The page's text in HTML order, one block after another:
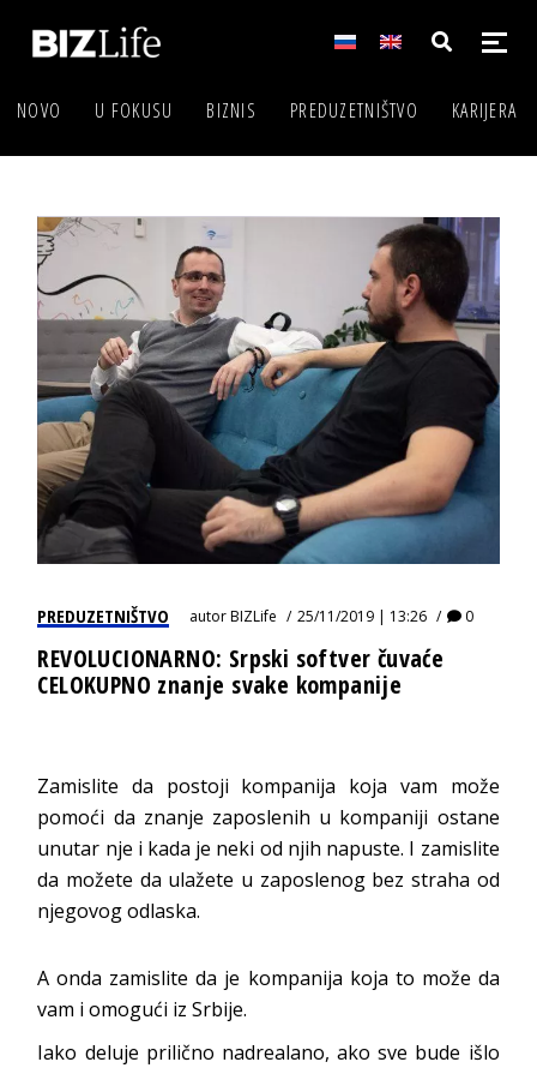
NOVO U FOKUSU BIZNIS PREDUZETNIŠTVO KARIJERA
PREDUZETNIŠTVO autorBIZLife 25/11/2019 | 13:26 0
REVOLUCIONARNO: Srpski softver čuvaće
CELOKUPNO znanje svake kompanije
Zamislite da postoji kompanija koja vam može
pomoći da znanje zaposlenih u kompaniji ostane
unutar nje i kada je neki od njih napuste. I zamislite
da možete da ulažete u zaposlenog bez straha od
njegovog odlaska.
A onda zamislite da je kompanija koja to može da
vam i omogući iz Srbije.
Iako deluje prilično nadrealano, ako sve bude išlo